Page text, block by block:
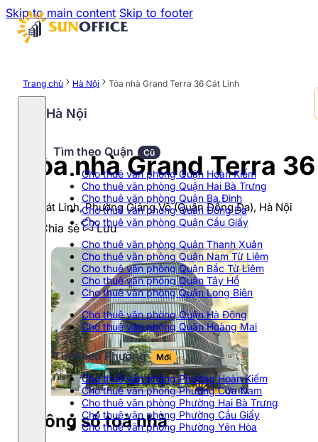
Skip to main content Skip to footer
Hà Nội
Tìm theo Quận Cũ
Cho thuê văn phòng Quận Hoàn Kiếm
Cho thuê văn phòng Quận Hai Bà Trưng
Cho thuê văn phòng Quận Ba Đình
Cho thuê văn phòng Quận Đống Đa
Cho thuê văn phòng Quận Cầu Giấy
Cho thuê văn phòng Quận Thanh Xuân
Cho thuê văn phòng Quận Nam Từ Liêm
Cho thuê văn phòng Quận Bắc Từ Liêm
Cho thuê văn phòng Quận Tây Hồ
Cho thuê văn phòng Quận Long Biên
Cho thuê văn phòng Quận Hà Đông
Cho thuê văn phòng Quận Hoàng Mai
Tìm theo Phường Mới
Cho thuê văn phòng Phường Hoàn Kiếm
Cho thuê văn phòng Phường Cửa Nam
Cho thuê văn phòng Phường Hai Bà Trưng
Cho thuê văn phòng Phường Cầu Giấy
Cho thuê văn phòng Phường Yên Hòa
Trang chủ Hà Nội Tòa nhà Grand Terra 36 Cát Linh
Tòa nhà Grand Terra
36 Cát Linh, Phường Giảng Võ (Quận Đống Đa), Hà Nội
Chia sẻ Lưu
Thông số toà nhà